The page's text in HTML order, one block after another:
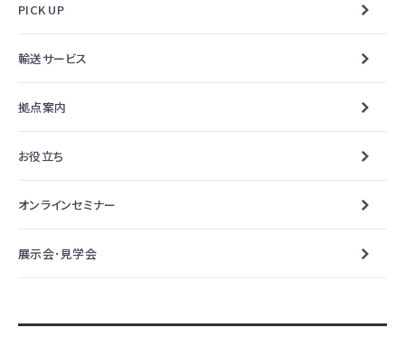
PICK UP
輸送サービス
拠点案内
お役立ち
オンラインセミナー
展示会･見学会